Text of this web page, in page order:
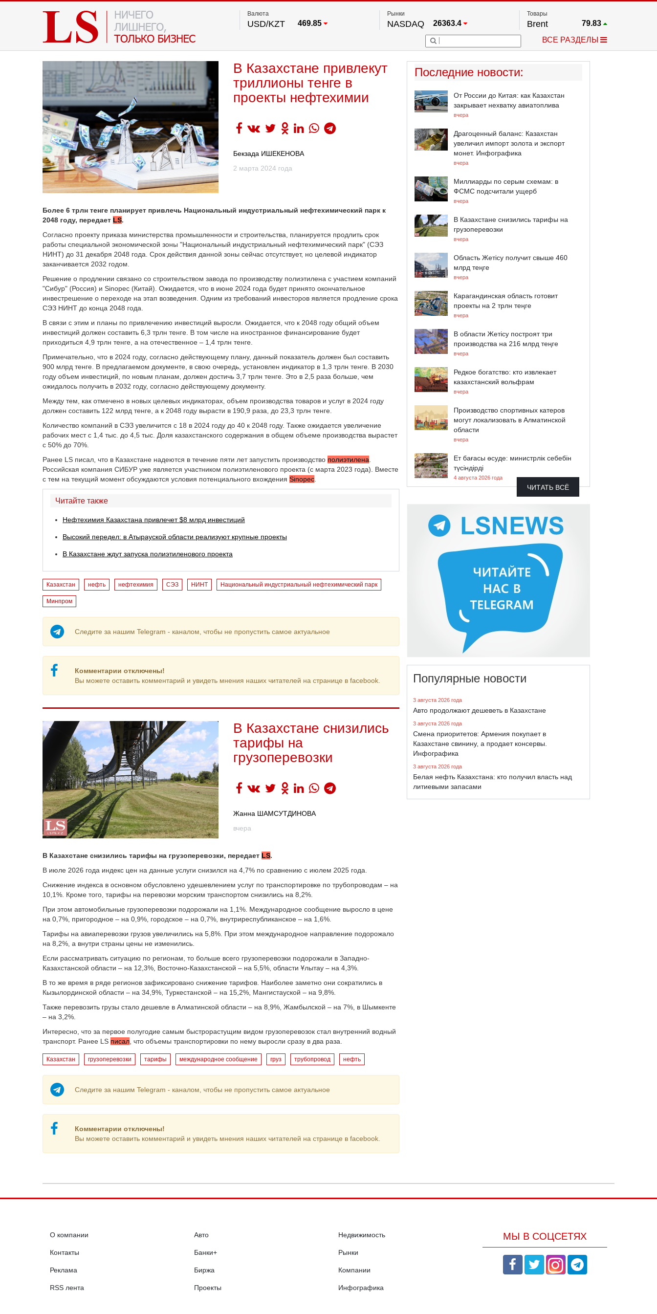
Валюта
USD/KZT 469.85
Рынки
NASDAQ 26363.4
FTSE 100 67.17
54349.1
S&P 500
24513.8
Товары
Brent 79.83
Платина
2.673
ВСЕ РАЗДЕЛЫ
В Казахстане привлекут
триллионы тенге в
проекты нефтехимии
Бекзада ИШЕКЕНОВА
2 марта 2024 года
Более 6 трлн тенге планирует привлечь Национальный индустриальный нефтехимический парк к
2048 году, передает LS.
Согласно проекту приказа министерства промышленности и строительства, планируется продлить срок
работы специальной экономической зоны "Национальный индустриальный нефтехимический парк" (СЭЗ
НИНТ) до 31 декабря 2048 года. Срок действия данной зоны сейчас отсутствует, но целевой индикатор
заканчивается 2032 годом.
Решение о продлении связано со строительством завода по производству полиэтилена с участием компаний
"Сибур" (Россия) и Sinopec (Китай). Ожидается, что в июне 2024 года будет принято окончательное
инвестрешение о переходе на этап возведения. Одним из требований инвесторов является продление срока
СЭЗ НИНТ до конца 2048 года.
В связи с этим и планы по привлечению инвестиций выросли. Ожидается, что к 2048 году общий объем
инвестиций должен составить 6,3 трлн тенге. В том числе на иностранное финансирование будет
приходиться 4,9 трлн тенге, а на отечественное – 1,4 трлн тенге.
Примечательно, что в 2024 году, согласно действующему плану, данный показатель должен был составить
900 млрд тенге. В предлагаемом документе, в свою очередь, установлен индикатор в 1,3 трлн тенге. В 2030
году объем инвестиций, по новым планам, должен достичь 3,7 трлн тенге. Это в 2,5 раза больше, чем
ожидалось получить в 2032 году, согласно действующему документу.
Между тем, как отмечено в новых целевых индикаторах, объем производства товаров и услуг в 2024 году
должен составить 122 млрд тенге, а к 2048 году вырасти в 190,9 раза, до 23,3 трлн тенге.
Количество компаний в СЭЗ увеличится с 18 в 2024 году до 40 к 2048 году. Также ожидается увеличение
рабочих мест с 1,4 тыс. до 4,5 тыс. Доля казахстанского содержания в общем объеме производства вырастет
с 50% до 70%.
Ранее LS писал, что в Казахстане надеются в течение пяти лет запустить производство полиэтилена
Российская компания СИБУР уже является участником полиэтиленового проекта (с марта 2023 года). Вместе
с тем на текущий момент обсуждаются условия потенциального вхождения Sinopec
Читайте также
Нефтехимия Казахстана привлечет $8 млрд инвестиций
Высокий передел: в Атырауской области реализуют крупные проекты
В Казахстане ждут запуска полиэтиленового проекта
Казахстан нефть нефтехимия СЭЗ НИНТ Национальный индустриальный нефтехимический парк
Минпром
Следите за нашим Telegram - каналом, чтобы не пропустить самое актуальное
Комментарии отключены!
Вы можете оставить комментарий и увидеть мнения наших читателей на странице в facebook.
В Казахстане снизились
тарифы на
грузоперевозки
Жанна ШАМСУТДИНОВА
вчера
В Казахстане снизились тарифы на грузоперевозки, передает LS.
В июле 2026 года индекс цен на данные услуги снизился на 4,7% по сравнению с июлем 2025 года.
Снижение индекса в основном обусловлено удешевлением услуг по транспортировке по трубопроводам – на
10,1%. Кроме того, тарифы на перевозки морским транспортом снизились на 8,2%.
При этом автомобильные грузоперевозки подорожали на 1,1%. Международное сообщение выросло в цене
на 0,7%, пригородное – на 0,9%, городское – на 0,7%, внутриреспубликанское – на 1,6%.
Тарифы на авиаперевозки грузов увеличились на 5,8%. При этом международное направление подорожало
на 8,2%, а внутри страны цены не изменились.
Если рассматривать ситуацию по регионам, то больше всего грузоперевозки подорожали в Западно-
Казахстанской области – на 12,3%, Восточно-Казахстанской – на 5,5%, области Ұлытау – на 4,3%.
В то же время в ряде регионов зафиксировано снижение тарифов. Наиболее заметно они сократились в
Кызылординской области – на 34,9%, Туркестанской – на 15,2%, Мангистауской – на 9,8%.
Также перевозить грузы стало дешевле в Алматинской области – на 8,9%, Жамбылской – на 7%, в Шымкенте
– на 3,2%.
Интересно, что за первое полугодие самым быстрорастущим видом грузоперевозок стал внутренний водный
транспорт. Ранее LS писал, что объемы транспортировки по нему выросли сразу в два раза.
Казахстан грузоперевозки тарифы международное сообщение груз трубопровод нефть
Следите за нашим Telegram - каналом, чтобы не пропустить самое актуальное
Комментарии отключены!
Вы можете оставить комментарий и увидеть мнения наших читателей на странице в facebook.
Последние новости:
От России до Китая: как Казахстан
закрывает нехватку авиатоплива
вчера
Драгоценный баланс: Казахстан
увеличил импорт золота и экспорт
монет. Инфографика
вчера
Миллиарды по серым схемам: в
ФСМС подсчитали ущерб
вчера
В Казахстане снизились тарифы на
грузоперевозки
вчера
Область Жетісу получит свыше 460
млрд теңге
вчера
Карагандинская область готовит
проекты на 2 трлн теңге
вчера
В области Жетісу построят три
производства на 216 млрд теңге
вчера
Редкое богатство: кто извлекает
казахстанский вольфрам
вчера
Производство спортивных катеров
могут локализовать в Алматинской
области
вчера
Ет бағасы өсуде: министрлік себебін
түсіндірді
4 августа 2026 года
ЧИТАТЬ ВСЁ
Популярные новости
3 августа 2026 года
Авто продолжают дешеветь в Казахстане
3 августа 2026 года
Смена приоритетов: Армения покупает в
Казахстане свинину, а продает консервы.
Инфографика
3 августа 2026 года
Белая нефть Казахстана: кто получил власть над
литиевыми запасами
О компании
Контакты
Реклама
RSS лента
Авто
Банки+
Биржа
Проекты
Недвижимость
Рынки
Компании
Инфографика
МЫ В СОЦСЕТЯХ